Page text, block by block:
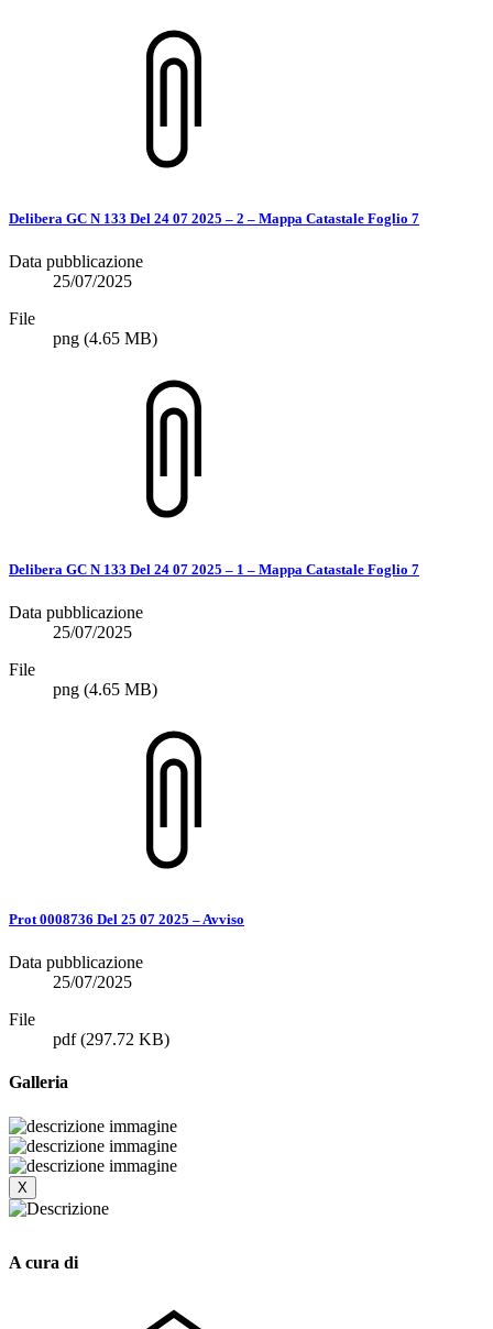
Delibera GC N 133 Del 24 07 2025 – 2 – Mappa Catastale Foglio 7
Data pubblicazione
25/07/2025
File
png (4.65 MB)
Delibera GC N 133 Del 24 07 2025 – 1 – Mappa Catastale Foglio 7
Data pubblicazione
25/07/2025
File
png (4.65 MB)
Prot 0008736 Del 25 07 2025 – Avviso
Data pubblicazione
25/07/2025
File
pdf(297.72 KB)
Galleria
X
A cura di